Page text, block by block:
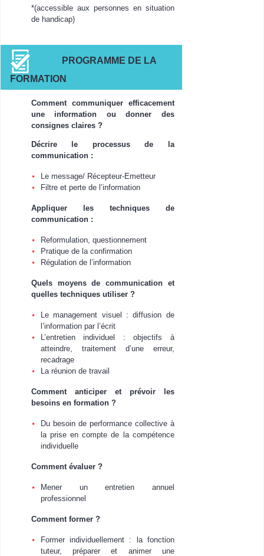
*(accessible aux personnes en situation
de handicap)
PROGRAMME DE LA
FORMATION
Comment communiquer efficacement
une information ou donner des
consignes claires ?
Décrire le processus de la
communication :
Le message/ Récepteur-Emetteur
Filtre et perte de l’information
Appliquer les techniques de
communication :
Reformulation, questionnement
Pratique de la confirmation
Régulation de l’information
Quels moyens de communication et
quelles techniques utiliser ?
Le management visuel : diffusion de
l’information par l’écrit
L’entretien individuel : objectifs à
atteindre, traitement d’une erreur,
recadrage
La réunion de travail
Comment anticiper et prévoir les
besoins en formation ?
Du besoin de performance collective à
la prise en compte de la compétence
individuelle
Comment évaluer ?
Mener un entretien annuel
professionnel
Comment former ?
Former individuellement : la fonction
tuteur, préparer et animer une